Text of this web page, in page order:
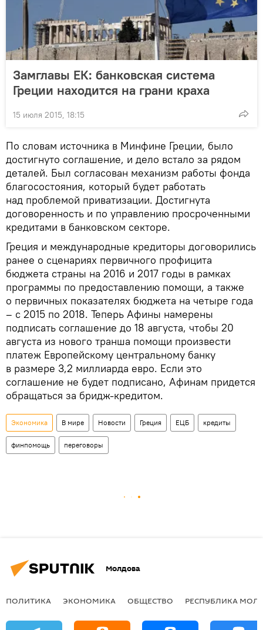
Замглавы ЕК: банковская система
Греции находится на грани краха
15 июля 2015, 18:15
По словам источника в Минфине Греции, было
достигнуто соглашение, и дело встало за рядом
деталей. Был согласован механизм работы фонда
благосостояния, который будет работать
над проблемой приватизации. Достигнута
договоренность и по управлению просроченными
кредитами в банковском секторе.
Греция и международные кредиторы договорились
ранее о сценариях первичного профицита
бюджета страны на 2016 и 2017 годы в рамках
программы по предоставлению помощи, а также
о первичных показателях бюджета на четыре года
– с 2015 по 2018. Теперь Афины намерены
подписать соглашение до 18 августа, чтобы 20
августа из нового транша помощи произвести
платеж Европейскому центральному банку
в размере 3,2 миллиарда евро. Если это
соглашение не будет подписано, Афинам придется
обращаться за бридж-кредитом.
Экономика В мире Новости Греция ЕЦБ кредиты
финпомощь переговоры
Молдова
ПОЛИТИКА ЭКОНОМИКА ОБЩЕСТВО РЕСПУБЛИКА